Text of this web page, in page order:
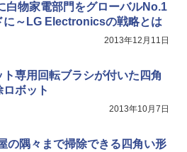
白物家電部門をグローバルNo.1
に～LG Electronicsの戦略とは
2013年12月11日
ト専用回転ブラシが付いた四角
ロボット
2013年10月7日
の隅々まで掃除できる四角い形